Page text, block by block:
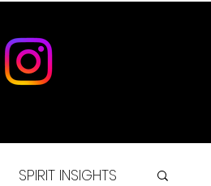
SPIRIT INSIGHTS